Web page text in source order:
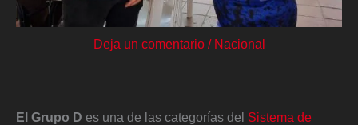
Deja un comentario / Nacional
El Grupo D es una de las categorías del Sistema de